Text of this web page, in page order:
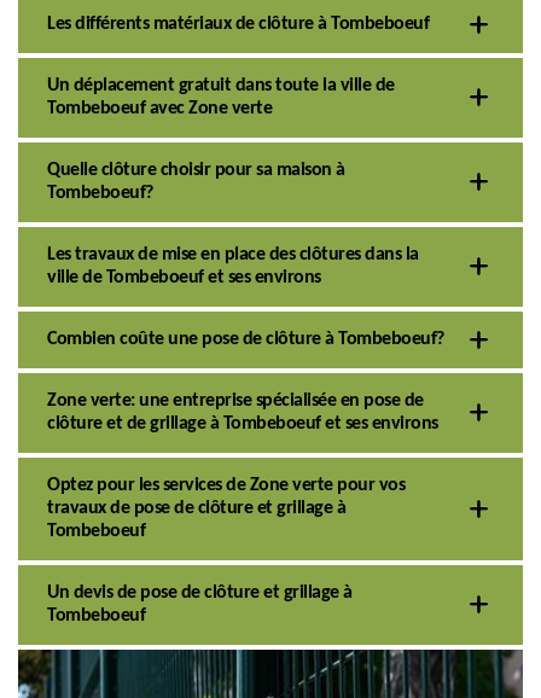
Les différents matériaux de clôture à Tombeboeuf
Un déplacement gratuit dans toute la ville de
Tombeboeuf avec Zone verte
Quelle clôture choisir pour sa maison à
Tombeboeuf?
Les travaux de mise en place des clôtures dans la
ville de Tombeboeuf et ses environs
Combien coûte une pose de clôture à Tombeboeuf?
Zone verte: une entreprise spécialisée en pose de
clôture et de grillage à Tombeboeuf et ses environs
Optez pour les services de Zone verte pour vos
travaux de pose de clôture et grillage à
Tombeboeuf
Un devis de pose de clôture et grillage à
Tombeboeuf